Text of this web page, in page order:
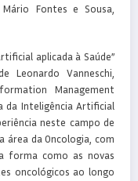
Fontes e Sousa,
aplicada à Saúde”
Leonardo Vanneschi,
Management
da Inteligência Artificial
neste campo de
área da Oncologia, com
forma como as novas
oncológicos ao longo